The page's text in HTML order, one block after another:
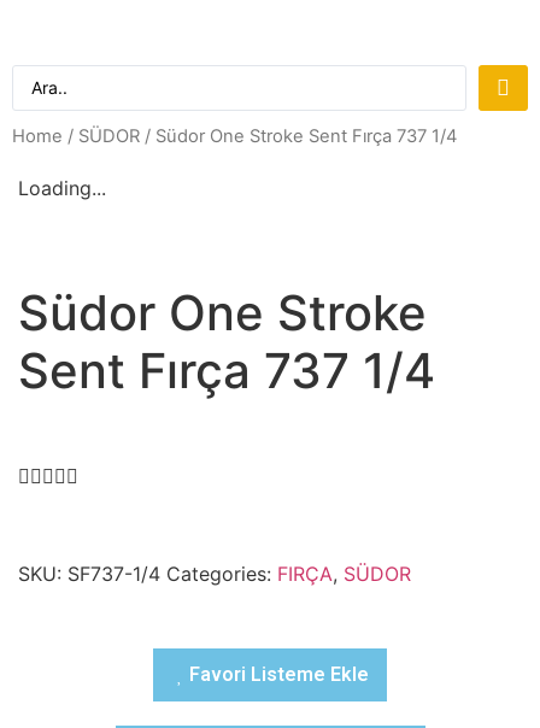
Home / SÜDOR / Südor One Stroke Sent Fırça 737 1/4
Loading...
Südor One Stroke
Sent Fırça 737 1/4
SKU: SF737-1/4 Categories: FIRÇA, SÜDOR
Favori Listeme Ekle